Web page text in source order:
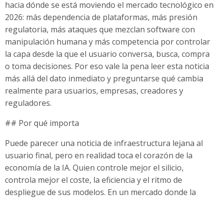
hacia dónde se está moviendo el mercado tecnológico en
2026: más dependencia de plataformas, más presión
regulatoria, más ataques que mezclan software con
manipulación humana y más competencia por controlar
la capa desde la que el usuario conversa, busca, compra
o toma decisiones. Por eso vale la pena leer esta noticia
más allá del dato inmediato y preguntarse qué cambia
realmente para usuarios, empresas, creadores y
reguladores.
## Por qué importa
Puede parecer una noticia de infraestructura lejana al
usuario final, pero en realidad toca el corazón de la
economía de la IA. Quien controle mejor el silicio,
controla mejor el coste, la eficiencia y el ritmo de
despliegue de sus modelos. En un mercado donde la